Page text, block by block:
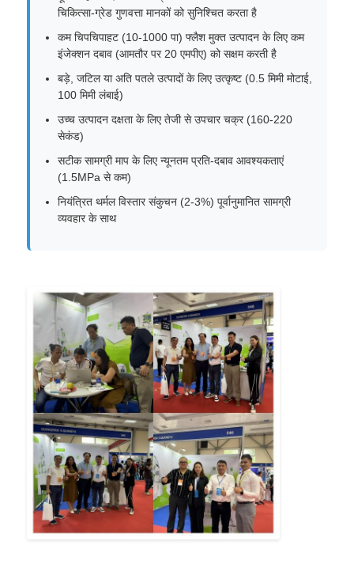
फैक्टरी यात्रा
गुणवत्ता नियंत्रण
हमसे संपर्क करें
समाचार
सभी मामलों
एक बोली का अनुरोध
एलएसआर इंजेक्शन मोल्डिंग मशीन
सिलिकॉन इंजेक्शन मोल्डिंग मशीन
एलएसआर खुराक प्रणाली
ओवरमोल्डिंग मशीन
चिकित्सा-ग्रेड गुणवत्ता मानकों को सुनिश्चित करता है
कम चिपचिपाहट (10-1000 पा) फ्लैश मुक्त उत्पादन के लिए कम
इंजेक्शन दबाव (आमतौर पर 20 एमपीए) को सक्षम करती है
बड़े, जटिल या अति पतले उत्पादों के लिए उत्कृष्ट (0.5 मिमी मोटाई,
100 मिमी लंबाई)
उच्च उत्पादन दक्षता के लिए तेजी से उपचार चक्र (160-220
सेकंड)
सटीक सामग्री माप के लिए न्यूनतम प्रति-दबाव आवश्यकताएं
(1.5MPa से कम)
नियंत्रित थर्मल विस्तार संकुचन (2-3%) पूर्वानुमानित सामग्री
व्यवहार के साथ